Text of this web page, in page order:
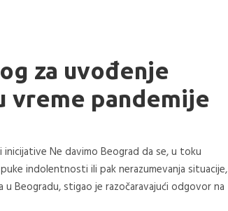
za uvođenje
vreme pandemije
Ne davimo Beograd da se, u toku
indolentnosti ili pak nerazumevanja situacije,
Beogradu, stigao je razočaravajući odgovor na